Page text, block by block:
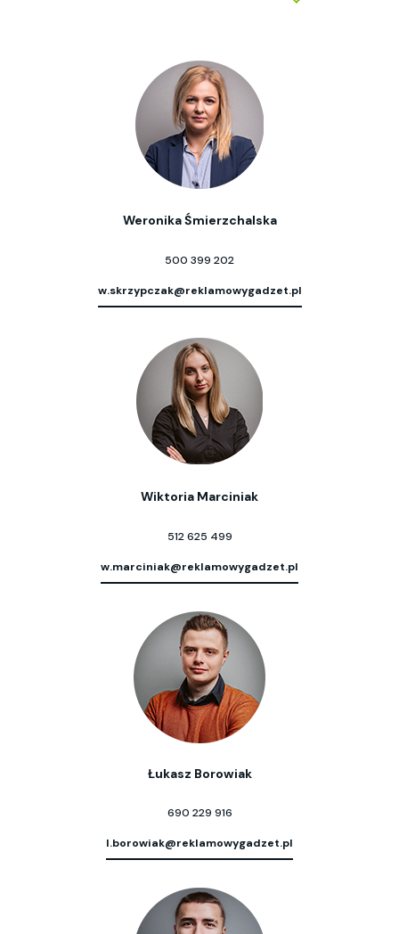
Weronika Śmierzchalska
500 399 202
w.skrzypczak@reklamowygadzet.pl
Wiktoria Marciniak
512 625 499
w.marciniak@reklamowygadzet.pl
Łukasz Borowiak
690 229 916
l.borowiak@reklamowygadzet.pl